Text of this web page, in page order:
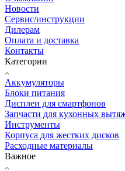
Новости
Сервис/инструкции
Дилерам
Оплата и доставка
Контакты
Категории
Аккумуляторы
Блоки питания
Дисплеи для смартфонов
Запчасти для кухонных
Инструменты
Корпуса для жестких дисков
Расходные материалы
Важное